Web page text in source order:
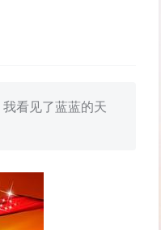
看见了蓝蓝的天